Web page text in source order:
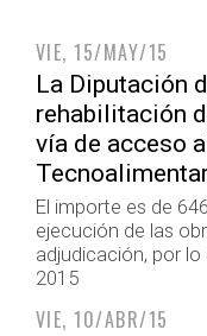
VIE, 15/MAY/15
La Diputación
rehabilitación
vía de acceso
El importe es de
ejecución de las
adjudicación, por
2015
VIE, 10/ABR/15